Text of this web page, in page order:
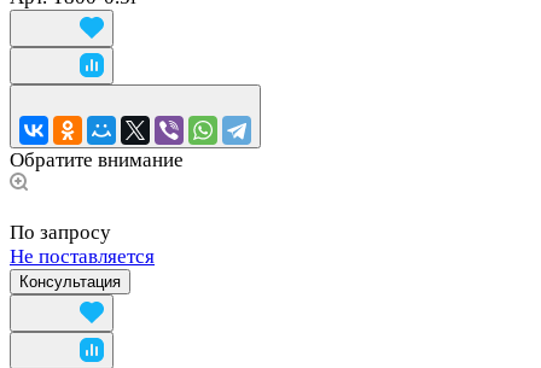
Обратите внимание
По запросу
Не поставляется
Консультация